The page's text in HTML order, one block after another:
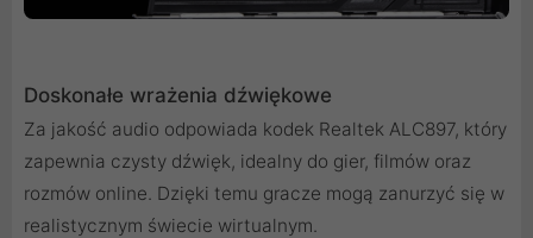
Doskonałe wrażenia dźwiękowe
Za jakość audio odpowiada kodek Realtek ALC897, który
zapewnia czysty dźwięk, idealny do gier, filmów oraz
rozmów online. Dzięki temu gracze mogą zanurzyć się w
realistycznym świecie wirtualnym.